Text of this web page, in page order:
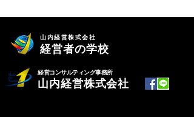
山内経営株式会社
経営者の学校
経営コンサルティング事務所
山内経営株式会社